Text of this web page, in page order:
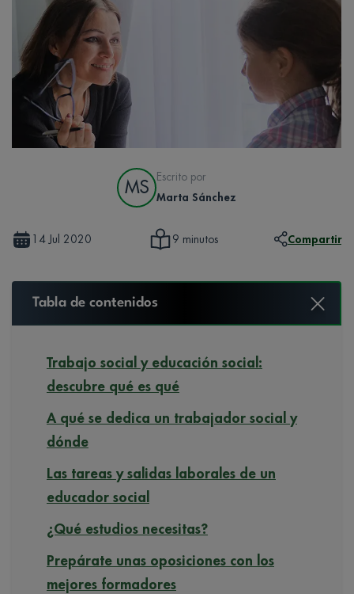
MS
Escrito por
Marta Sánchez
14 Jul 2020 9 minutos Compartir
Tabla de contenidos
Trabajo social y educación social:
descubre qué es qué
A qué se dedica un trabajador social y
dónde
Las tareas y salidas laborales de un
educador social
¿Qué estudios necesitas?
Prepárate unas oposiciones con los
mejores formadores